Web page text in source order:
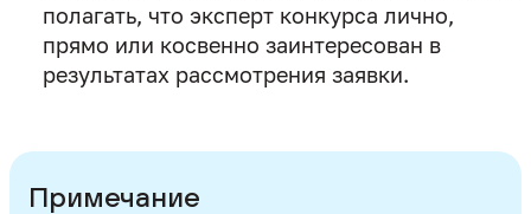
полагать, что эксперт конкурса лично,
прямо или косвенно заинтересован в
результатах рассмотрения заявки.
Примечание